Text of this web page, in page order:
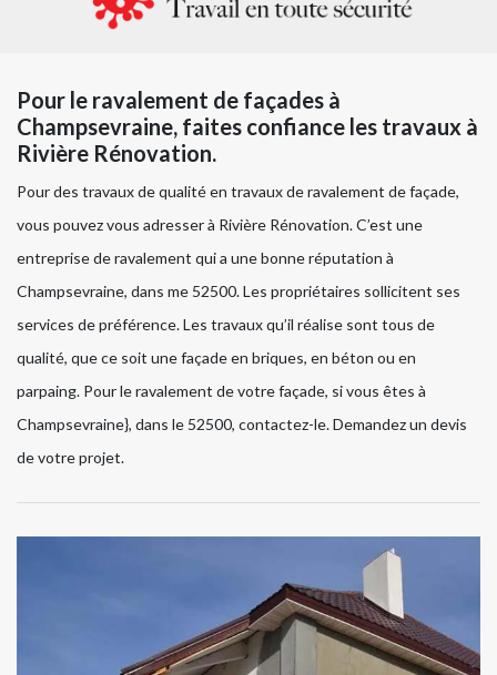
Pour le ravalement de façades à
Champsevraine, faites confiance les travaux à
Rivière Rénovation.
Pour des travaux de qualité en travaux de ravalement de façade,
vous pouvez vous adresser à Rivière Rénovation. C’est une
entreprise de ravalement qui a une bonne réputation à
Champsevraine, dans me 52500. Les propriétaires sollicitent ses
services de préférence. Les travaux qu’il réalise sont tous de
qualité, que ce soit une façade en briques, en béton ou en
parpaing. Pour le ravalement de votre façade, si vous êtes à
Champsevraine}, dans le 52500, contactez-le. Demandez un devis
de votre projet.